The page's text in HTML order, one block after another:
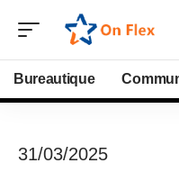
Bureautique
31/03/2025